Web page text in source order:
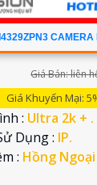
CAMERA
Giá Bán: liên
Giá Khuyến Mại:
: Ultra 2k + .
Dụng : IP.
: Hồng